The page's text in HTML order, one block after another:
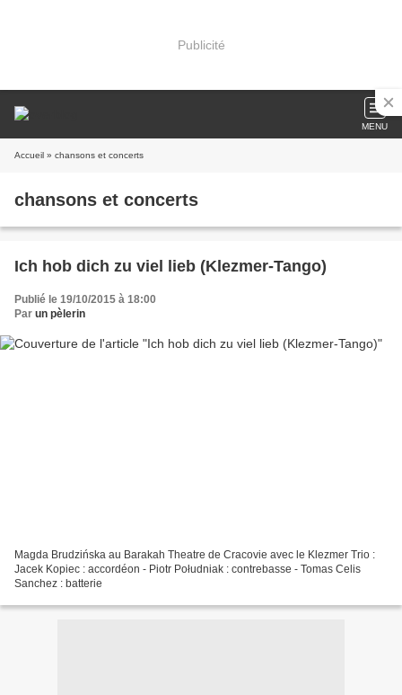
Publicité
MENU
Accueil » chansons et concerts
chansons et concerts
Ich hob dich zu viel lieb (Klezmer-Tango)
Publié le 19/10/2015 à 18:00
Par un pèlerin
Magda Brudzińska au Barakah Theatre de Cracovie avec le Klezmer Trio :
Jacek Kopiec : accordéon - Piotr Południak : contrebasse - Tomas Celis
Sanchez : batterie